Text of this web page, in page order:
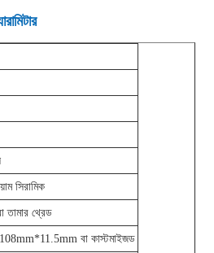
সিরামিক
তামার থ্রেড
বা কাস্টমাইজড